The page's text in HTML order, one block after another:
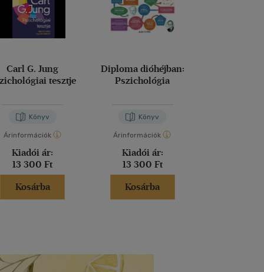
Carl G. Jung
tesztje
Könyv
Árinformációk
Kiadói ár:
13 300 Ft
Kosárba
Diploma dióhéjban:
Pszichológia
Könyv
Árinformációk
Kiadói ár:
13 300 Ft
Kosárba